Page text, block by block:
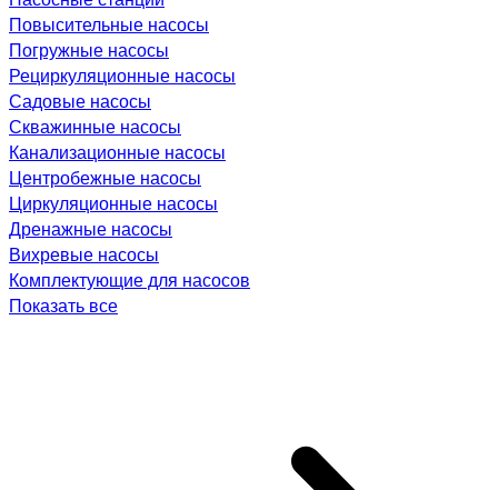
Повысительные насосы
Погружные насосы
Рециркуляционные насосы
Садовые насосы
Скважинные насосы
Канализационные насосы
Центробежные насосы
Циркуляционные насосы
Дренажные насосы
Вихревые насосы
Комплектующие для насосов
Показать все